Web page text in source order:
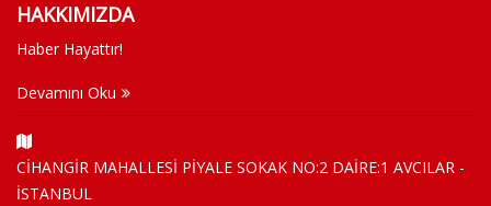
HAKKIMIZDA
Haber Hayattır!
Devamını Oku
CİHANGİR MAHALLESİ PİYALE SOKAK NO:2 DAİRE:1 AVCILAR -
İSTANBUL